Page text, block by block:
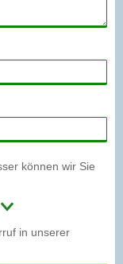
können wir Sie
in unserer